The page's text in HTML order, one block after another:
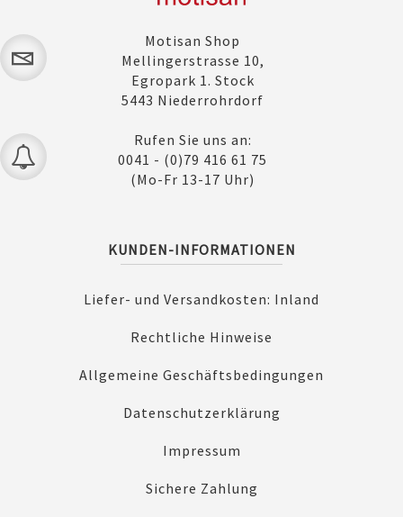
Motisan Shop
Mellingerstrasse 10,
Egropark 1. Stock
5443 Niederrohrdorf
Rufen Sie uns an:
0041 - (0)79 416 61 75
(Mo-Fr 13-17 Uhr)
KUNDEN-INFORMATIONEN
Liefer- und Versandkosten: Inland
Rechtliche Hinweise
Allgemeine Geschäftsbedingungen
Datenschutzerklärung
Impressum
Sichere Zahlung